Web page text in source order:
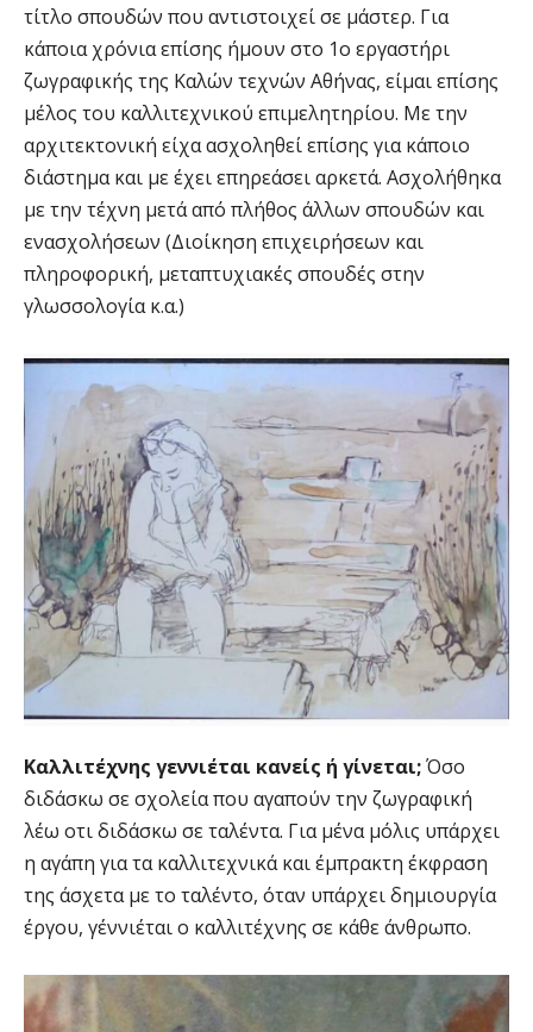
τίτλο σπουδών που αντιστοιχεί σε μάστερ. Για
κάποια χρόνια επίσης ήμουν στο 1ο εργαστήρι
ζωγραφικής της Καλών τεχνών Αθήνας, είμαι επίσης
μέλος του καλλιτεχνικού επιμελητηρίου. Με την
αρχιτεκτονική είχα ασχοληθεί επίσης για κάποιο
διάστημα και με έχει επηρεάσει αρκετά. Ασχολήθηκα
με την τέχνη μετά από πλήθος άλλων σπουδών και
ενασχολήσεων (Διοίκηση επιχειρήσεων και
πληροφορική, μεταπτυχιακές σπουδές στην
γλωσσολογία κ.α.)
Καλλιτέχνης γεννιέται κανείς ή γίνεται;Όσο
διδάσκω σε σχολεία που αγαπούν την ζωγραφική
λέω οτι διδάσκω σε ταλέντα. Για μένα μόλις υπάρχει
η αγάπη για τα καλλιτεχνικά και έμπρακτη έκφραση
της άσχετα με το ταλέντο, όταν υπάρχει δημιουργία
έργου, γέννιέται ο καλλιτέχνης σε κάθε άνθρωπο.